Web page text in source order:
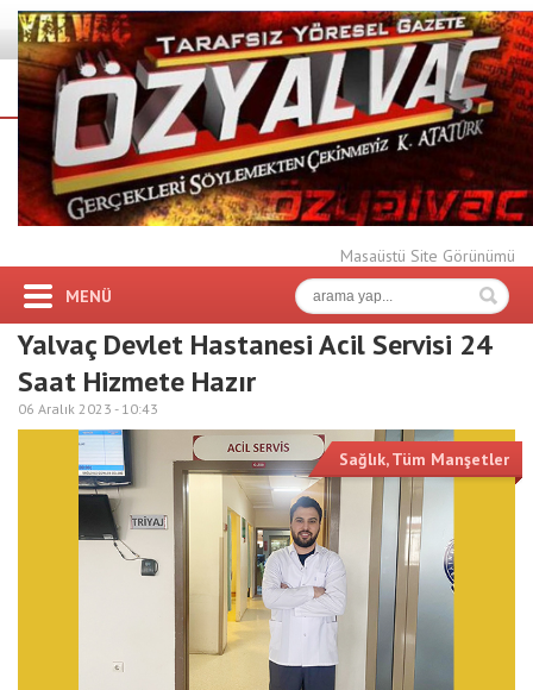
Masaüstü Site Görünümü
MENÜ
Yalvaç Devlet Hastanesi Acil Servisi 24
Saat Hizmete Hazır
06 Aralık 2023 - 10:43
Sağlık,Tüm Manşetler